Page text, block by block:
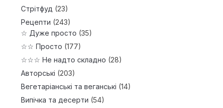
Стрітфуд (23)
Рецепти (243)
☆ Дуже просто (35)
☆☆ Просто (177)
☆☆☆ Не надто складно (28)
Авторські (203)
Вегетаріанські та веганські (14)
Випічка та десерти (54)